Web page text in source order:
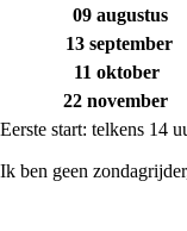
09
13
11
22
Eerste start: telkens 14
Ik ben geen